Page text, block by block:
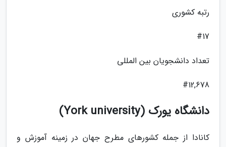
رتبه کشوری
#17
تعداد دانشجویان بین المللی
#12,678
دانشگاه یورک (York university)
کانادا از جمله کشورهای مطرح جهان در زمینه آموزش و